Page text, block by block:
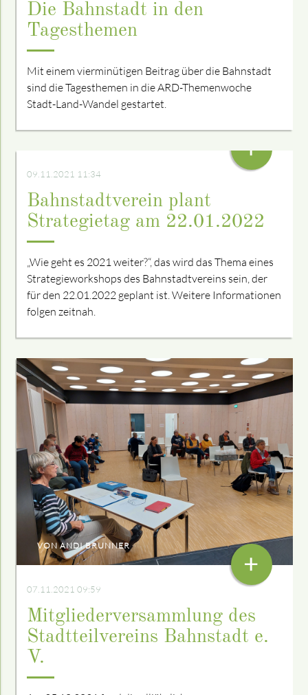
Die Bahnstadt in den
Tagesthemen
Mit einem vierminütigen Beitrag über die Bahnstadt
sind die Tagesthemen in die ARD-Themenwoche
Stadt-Land-Wandel gestartet.
09.11.2021 11:34
Bahnstadtverein plant
Strategietag am 22.01.2022
„Wie geht es 2021 weiter?“, das wird das Thema eines
Strategieworkshops des Bahnstadtvereins sein, der
für den 22.01.2022 geplant ist. Weitere Informationen
folgen zeitnah.
+
VON ANDI BRUNNER
07.11.2021 09:59
Mitgliederversammlung des
Stadtteilvereins Bahnstadt e.
V.
+